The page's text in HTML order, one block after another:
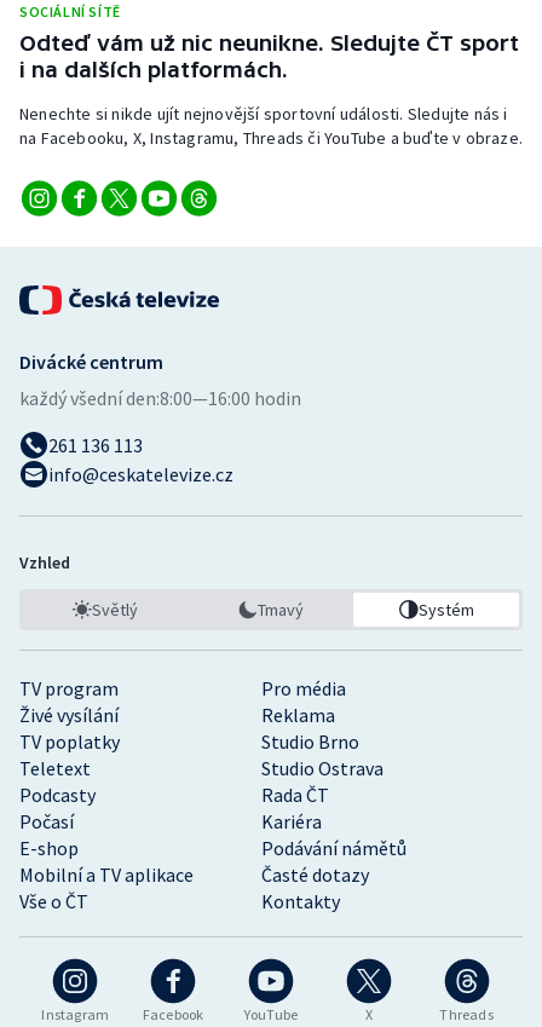
SOCIÁLNÍ SÍTĚ
Odteď vám už nic neunikne. Sledujte ČT sport
i na dalších platformách.
Nenechte si nikde ujít nejnovější sportovní události. Sledujte nás i
na Facebooku, X, Instagramu, Threads či YouTube a buďte v obraze.
Instagram Facebook YouTube X Threads
TV program
Pro média
Živé vysílání
Reklama
TV poplatky
Studio Brno
Teletext
Studio Ostrava
Podcasty
Rada ČT
Počasí
Kariéra
E-shop
Podávání námětů
Mobilní a TV aplikace
Časté dotazy
Vše o ČT
Kontakty
Divácké centrum
každý všední den:8:00—16:00 hodin
261 136 113
info@ceskatelevize.cz
Vzhled
Světlý Tmavý Systém